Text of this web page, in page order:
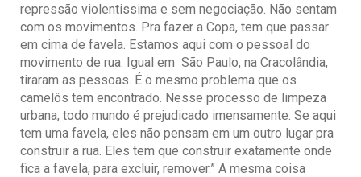
repressão violentissima e sem negociação. Não sentam
com os movimentos. Pra fazer a Copa, tem que passar
em cima de favela. Estamos aqui com o pessoal do
movimento de rua. Igual em São Paulo, na Cracolândia,
tiraram as pessoas. É o mesmo problema que os
camelôs tem encontrado. Nesse processo de limpeza
urbana, todo mundo é prejudicado imensamente. Se aqui
tem uma favela, eles não pensam em um outro lugar pra
construir a rua. Eles tem que construir exatamente onde
fica a favela, para excluir, remover.” A mesma coisa